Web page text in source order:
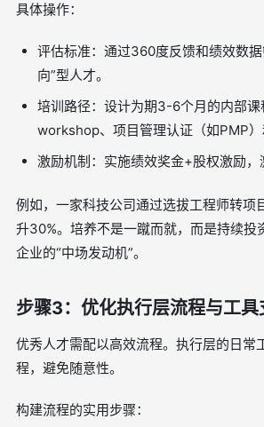
具体操作：
评估标准：通过360度反馈和绩效数
向”型人才。
培训路径：设计为期3-6个月的内部课
workshop、项目管理认证（如PMP）
激励机制：实施绩效奖金+股权激励，
例如，一家科技公司通过选拔工程师转项
升30%。培养不是一蹴而就，而是持续投
企业的“中场发动机”。
步骤3：优化执行层流程与工具
优秀人才需配以高效流程。执行层的日常
程，避免随意性。
构建流程的实用步骤：